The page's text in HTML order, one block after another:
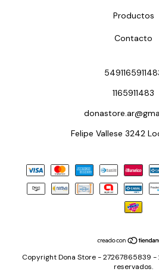
Productos
Contacto
1165911483
Felipe Vallese 3242
Copyright Dona Store - 27267865839 -
reservados.